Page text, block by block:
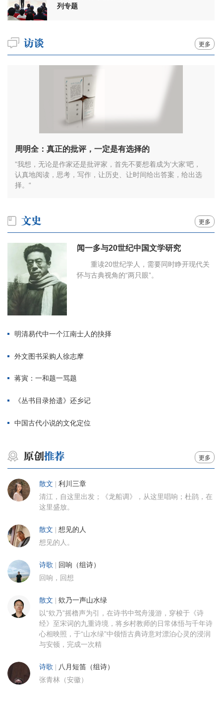
列专题
更多
周明全：真正的批评，一定是有选择的
”我想，无论是作家还是批评家，首先不要想着成为‘大家’吧，
认真地阅读，思考，写作，让历史、让时间给出答案，给出选
择。“
更多
闻一多与20世纪中国文学研究
重读20世纪学人，需要同时睁开现代关
怀与古典视角的“两只眼”。
明清易代中一个江南士人的抉择
外文图书采购人徐志摩
蒋寅：一和题一骂题
《丛书目录拾遗》还乡记
中国古代小说的文化定位
更多
散文 利川三章
清江，自这里出发；《龙船调》，从这里唱响；杜鹃，在
这里盛放。
散文 想见的人
想见的人。
诗歌 回响（组诗）
回响，回想
散文 欸乃一声山水绿
以“欸乃”摇橹声为引，在诗书中驾舟漫游，穿梭于《诗
经》至宋词的九重诗境，将乡村教师的日常体悟与千年诗
心相映照，于“山水绿”中领悟古典诗意对漂泊心灵的浸润
与安顿，完成一次精
诗歌 八月短笛（组诗）
张青林（安徽）